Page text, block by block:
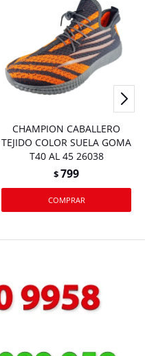
CHAMPION CABALLERO
TEJIDO COLOR SUELA GOMA
T40 AL 45 26038
$799